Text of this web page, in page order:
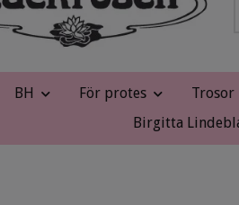
BH För protes
Trosor
Birgitta